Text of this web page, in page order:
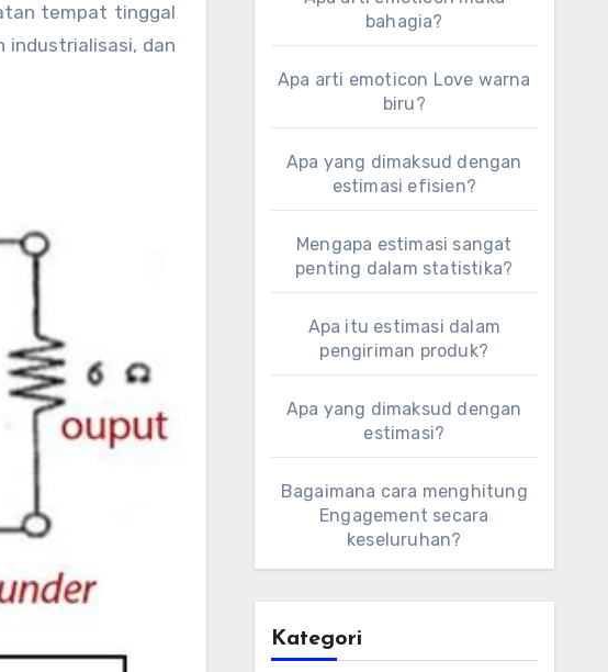
tempat tinggal
industrialisasi, dan
bahagia?
Apa arti emoticon Love warna
biru?
Apa yang dimaksud dengan
estimasi efisien?
Mengapa estimasi sangat
penting dalam statistika?
Apa itu estimasi dalam
pengiriman produk?
Apa yang dimaksud dengan
estimasi?
Bagaimana cara menghitung
Engagement secara
keseluruhan?
Kategori